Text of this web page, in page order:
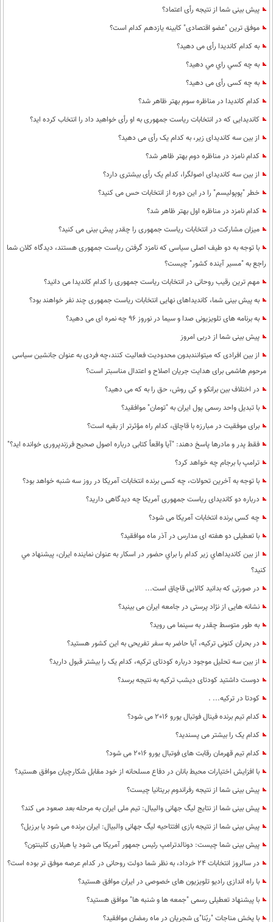
پیش بینی شما از نتیجه رأی اعتماد؟
موفق ترین "عضو اقتصادی" کابینه یازدهم کدام است؟
به کدام کاندیدا رأی می دهید؟
به چه كسي راي مي دهيد؟
به چه کسی رأی می دهید؟
کدام کاندیدا در مناظره سوم بهتر ظاهر شد؟
کاندیدایی که در انتخابات ریاست جمهوری به او رأی خواهید داد را انتخاب کرده اید؟
از بین سه کاندیدای زیر، به کدام یک رأی می دهید؟
کدام نامزد در مناظره دوم بهتر ظاهر شد؟
از بین سه کاندیدای اصولگرا، کدام یک رأی بیشتری دارد؟
خطر "پوپولیسم" را در این دوره از انتخابات حس می کنید؟
کدام نامزد در مناظره اول بهتر ظاهر شد؟
میزان مشارکت در انتخابات ریاست جمهوری را چقدر پیش بینی می کنید؟
با توجه به دو طیف اصلی سیاسی که نامزد گرفتن ریاست جمهوری هستند، دیدگاه کلان شما
راجع به "مسیر آینده کشور" چیست؟
مهم ترین رقیب روحانی در انتخابات ریاست جمهوری را کدام کاندیدا می دانید؟
به پیش بینی شما، کاندیداهای نهایی انتخابات ریاست جمهوری چند نفر خواهند بود؟
به برنامه های تلویزیونی صدا و سیما در نوروز 96 چه نمره ای می دهید؟
پیش بینی شما از دربی امروز
از بین افرادی که میتوانندبدون محدودیت فعالیت کنند،چه فردی به عنوان جانشین سیاسی
مرحوم هاشمی برای هدایت جریان اصلاح و اعتدال مناسبتر است؟
در اختلاف بین برانکو و کی روش، حق را به که می دهید؟
با تبدیل واحد رسمی پول ایران به "تومان" موافقید؟
برای موفقیت در مبارزه با قاچاق، کدام راه مؤثرتر از بقیه است؟
فقط پدر و مادرها پاسخ دهند: "آیا واقعاً کتابی درباره اصول صحیح فرزندپروری خوانده اید؟"
ترامپ با برجام چه خواهد کرد؟
با توجه به آخرین تحولات، چه کسی برنده انتخابات آمریکا در روز سه شنبه خواهد بود؟
درباره دو کاندیدای ریاست جمهوری آمریکا چه دیدگاهی دارید؟
چه کسی برنده انتخابات آمریکا می شود؟
با تعطیلی دو هفته ای مدارس در آذر ماه موافقید؟
از بين كانديداهاي زير كدام را براي حضور در اسكار به عنوان نماينده ايران، پيشنهاد مي
كنيد؟
در صورتی که بدانید کالایی قاچاق است...
نشانه هایی از نژاد پرستی در جامعه ایران می بینید؟
به طور متوسط چقدر به سینما می روید؟
در بحران کنونی ترکیه، آیا حاضر به سفر تفریحی به این کشور هستید؟
از بین سه تحلیل موجود درباره کودتای ترکیه، کدام یک را بیشتر قبول دارید؟
دوست داشتید کودتای دیشب ترکیه به نتیجه برسد؟
کودتا در ترکیه... .
کدام تیم برنده فینال فوتبال یورو 2016 می شود؟
کدام یک را بیشتر می پسندید؟
کدام تیم قهرمان رقابت های فوتبال یورو 2016 می شود؟
با افزایش اختیارات محیط‌ بانان در دفاع مسلحانه از خود مقابل شکارچیان موافق هستید؟
پیش بینی شما از نتیجه رفراندوم بریتانیا چیست؟
پيش بينی شما از نتايج ليگ جهانی واليبال: تيم ملی ايران به مرحله بعد صعود می كند؟
پیش بینی شما از نتیجه بازی افتتاحیه لیگ جهانی والبیال: ایران برنده می شود یا برزیل؟
پیش بینی شما چیست: دونالدترامپ رئیس جمهور آمریکا می شود یا هیلاری کلینتون؟
در سالروز انتخابات 24 خرداد، به نظر شما دولت روحانی در کدام عرصه موفق تر بوده است؟
با راه اندازی رادیو تلویزیون های خصوصی در ایران موافق هستید؟
با پیشنهاد تعطیلی رسمی "جمعه ها و شنبه ها" موافق هستید؟
با پخش مناجات "ربّنا"ی شجریان در ماه رمضان موافقید؟